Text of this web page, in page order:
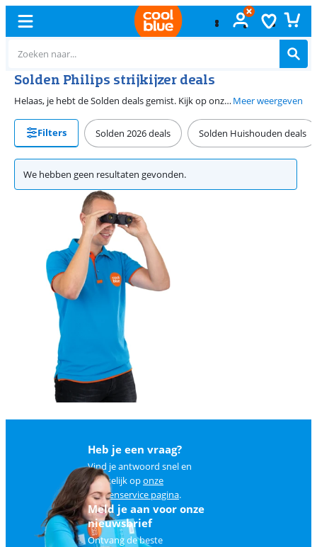
Solden Philips strijkijzer deals
Helaas, je hebt de Solden deals gemist. Kijk op onze promotiepagina voor ons assortiment strijkijzers met korting. Je vindt hier het hele jaar door onze scherpste prijzen. Met een Philips stoomstrijkijzer of een Philips stoomgenerator strijk jij jouw wasgoed snel weer netjes.Meer weergeven
Filters Solden 2026 deals Solden Huishouden deals
We hebben geen resultaten gevonden.
Heb je een vraag?
Vind je antwoord snel en
makkelijk oponze
klantenservice pagina.
Meld je aan voor onze
nieuwsbrief
Ontvang de beste